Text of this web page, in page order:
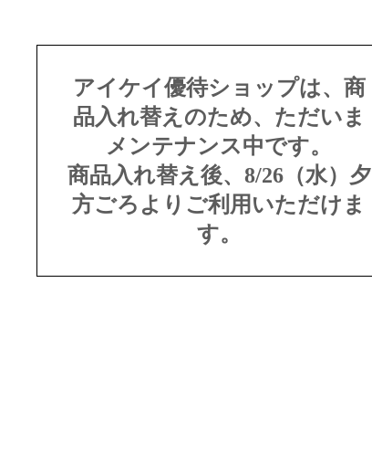
アイケイ優待ショップは、商
品入れ替えのため、ただいま
メンテナンス中です。
商品入れ替え後、8/26（水）夕
方ごろよりご利用いただけま
す。